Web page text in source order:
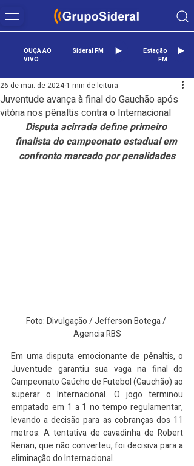
OUÇA AO
VIVO
Sideral FM
Estação
FM
Juventude avança à final do Gauchão após
vitória nos pênaltis contra o Internacional
26 de mar. de 2024 1 min de leitura
Disputa acirrada define primeiro
finalista do campeonato estadual em
confronto marcado por penalidades
Foto: Divulgação / Jefferson Botega /
Agencia RBS
Em uma disputa emocionante de pênaltis, o
Juventude garantiu sua vaga na final do
Campeonato Gaúcho de Futebol (Gauchão) ao
superar o Internacional. O jogo terminou
empatado em 1 a 1 no tempo regulamentar,
levando a decisão para as cobranças dos 11
metros. A tentativa de cavadinha de Robert
Renan, que não converteu, foi decisiva para a
eliminação do Internacional.